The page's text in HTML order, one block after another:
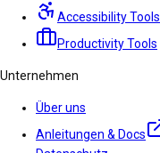
Accessibility Tools
Productivity Tools
Unternehmen
Über uns
Anleitungen & Docs